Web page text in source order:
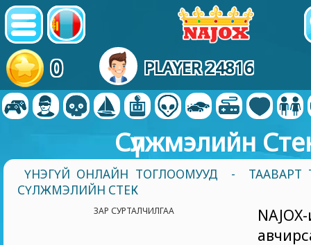
0 PLAYER 24816
Сүлжмэлийн
ҮНЭГҮЙ ОНЛАЙН ТОГЛООМУУД -
ТААВАРТ
СҮЛЖМЭЛИЙН СТЕК
ЗАР СУРТАЛЧИЛГАА